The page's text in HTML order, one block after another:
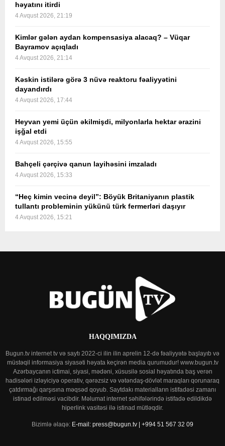
həyatını itirdi
4 Avqust 2026, 21:19
Kimlər gələn aydan kompensasiya alacaq? – Vüqar
Bayramov açıqladı
4 Avqust 2026, 21:14
Kəskin istilərə görə 3 nüvə reaktoru fəaliyyətini
dayandırdı
4 Avqust 2026, 17:44
Heyvan yemi üçün əkilmişdi, milyonlarla hektar ərazini
işğal etdi
4 Avqust 2026, 15:55
Bahçeli çərçivə qanun layihəsini imzaladı
4 Avqust 2026, 15:33
“Heç kimin vecinə deyil”: Böyük Britaniyanın plastik
tullantı probleminin yükünü türk fermerləri daşıyır
4 Avqust 2026, 15:21
HAQQIMIZDA
Bugun.tv internet tv və saytı 2022-ci ilin ilin aprelin 12-də fəaliyyətə başlayıb və
müstəqil informasiya siyasəti həyata keçirən media qurumudur! www.bugun.tv
Azərbaycanın ictimai, siyasi, mədəni, xüsusilə sosial həyatında baş verən
hadisələri izləyiciyə operativ, qərəzsiz və vətəndaş-dövlət maraqları qorunaraq
çatdırmağı qarşısına məqsəd qoyub. Saytdakı materialların istifadəsi zamanı
istinad edilməsi vacibdir. Məlumat internet səhifələrində istifadə edildikdə
hiperlink vasitəsi ilə istinad mütləqdir.
Bizimlə əlaqə: E-mail: press@bugun.tv | +994 51 567 32 09